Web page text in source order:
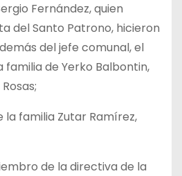
Fernández, quien
del Santo Patrono, hicieron
del jefe comunal, el
de Yerko Balbontin,
familia Zutar Ramírez,
de la directiva de la